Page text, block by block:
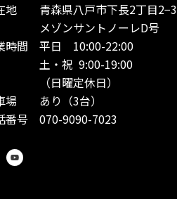
地 青森県八戸市下長2丁目2−3
ゾンサントノーレD号
時間 平日 10:00-22:00
・祝 9:00-19:00
日曜定休日）
場 あり（3台）
番号 070-9090-7023
Y
o
u